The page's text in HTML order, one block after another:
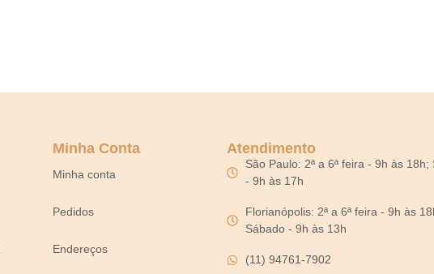
Minha Conta
Minha conta
Pedidos
Endereços
Atendimento
São Paulo: 2ª a 6ª feira - 9h às 18h;
- 9h às 17h
Florianópolis: 2ª a 6ª feira - 9h às
Sábado - 9h às 13h
(11) 94761-7902